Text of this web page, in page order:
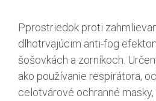
Pprostriedok proti
dlhotrvajúcim anti-fog
šošovkách a zorníkoch.
ako používanie respirátora,
celotvárové ochranné